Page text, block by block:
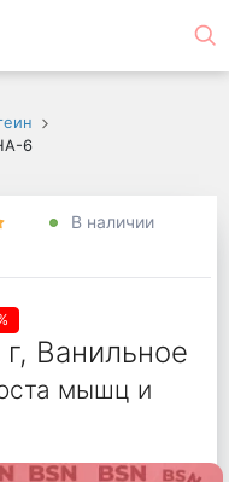
6
В наличии
Ванильное
мышц и